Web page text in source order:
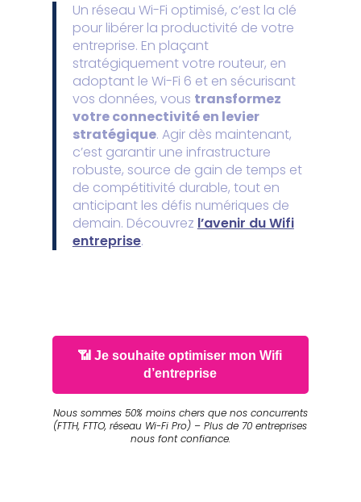
Un réseau Wi-Fi optimisé, c’est la clé
pour libérer la productivité de votre
entreprise. En plaçant
stratégiquement votre routeur, en
adoptant le Wi-Fi 6 et en sécurisant
vos données, vous transformez
votre connectivité en levier
stratégique. Agir dès maintenant,
c’est garantir une infrastructure
robuste, source de gain de temps et
de compétitivité durable, tout en
anticipant les défis numériques de
demain. Découvrez l’avenir du Wifi
entreprise.
📶 Je souhaite optimiser mon Wifi
d’entreprise
Nous sommes 50% moins chers que nos concurrents
(FTTH, FTTO, réseau Wi-Fi Pro) – Plus de 70 entreprises
nous font confiance.